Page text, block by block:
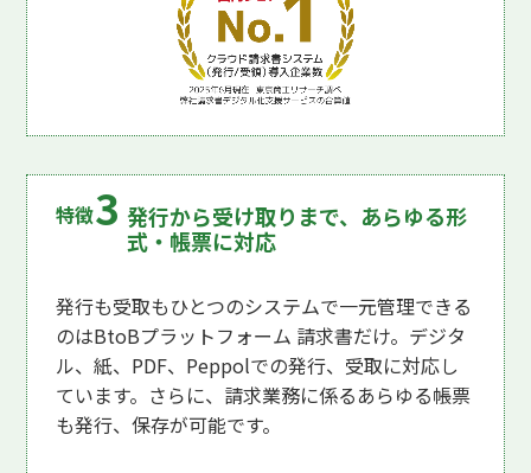
発行から受け取りまで、あらゆる形
式・帳票に対応
発行も受取もひとつのシステムで一元管理できる
のはBtoBプラットフォーム 請求書だけ。デジタ
ル、紙、PDF、Peppolでの発行、受取に対応し
ています。さらに、請求業務に係るあらゆる帳票
も発行、保存が可能です。